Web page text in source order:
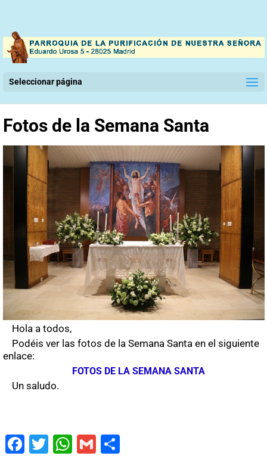
Seleccionar página
Fotos de la Semana Santa
Hola a todos,
Podéis ver las fotos de la Semana Santa en el siguiente
enlace:
FOTOS DE LA SEMANA SANTA
Un saludo.
Fac
Twit
Wha
Gm